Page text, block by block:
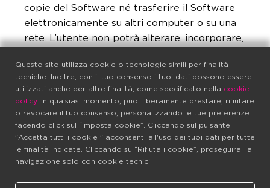
copie del Software né trasferire il Software
elettronicamente su altri computer o su una
rete. L’utente non potrà alterare, incorporare,
decompilare, decodificare, disassemblare o
ridurre in altro modo il Software in altra
forma comprensibile. L’utente non può
modificare il Software, né creare alcun
prodotto ricavato da esso. L’utente non può
utilizzare il Software al fine di sviluppare altre
tecnologie avente le stesse funzioni primarie
Questo sito utilizza cookie o tecnologie simili per finalità
tecniche. Inoltre, con il tuo consenso i tuoi dati possono essere
utilizzati anche per altre finalità, come specificato nella cookie
policy. In qualsiasi momento, puoi liberamente prestare, rifiutare
o revocare il tuo consenso, personalizzando le tue preferenze
facendo click sul “Imposta cookie”. Cliccando sul pulsante
"Accetta tutti i cookie " acconsenti all'uso dei tuoi dati per tutte
le finalità indicate. Cliccando su “Rifiuta i cookie”, proseguirai la
navigazione solo con cookie tecnici.